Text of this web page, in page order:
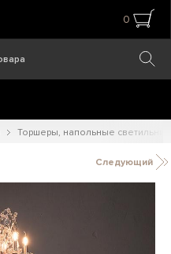
0
Торшеры, напольные
Следующий